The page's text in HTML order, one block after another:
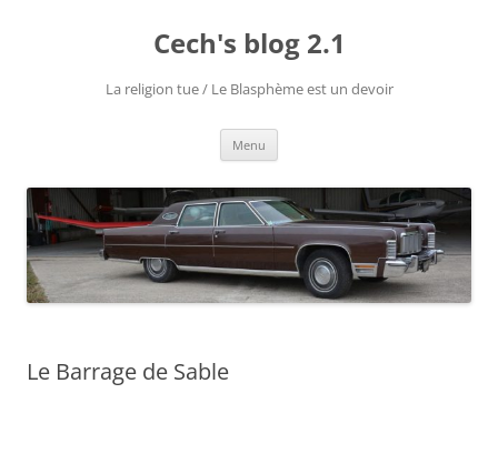
Cech's blog 2.1
La religion tue / Le Blasphème est un devoir
Menu
Le Barrage de Sable